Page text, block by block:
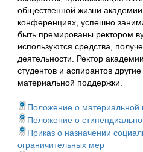
общественной жизни
конференциях, успешно
быть премированы ректором
используются средства,
деятельности. Ректор
студентов и аспирантов
материальной поддержки.
Положение о
Положение о
Приказ о назначении
ограничительных мер